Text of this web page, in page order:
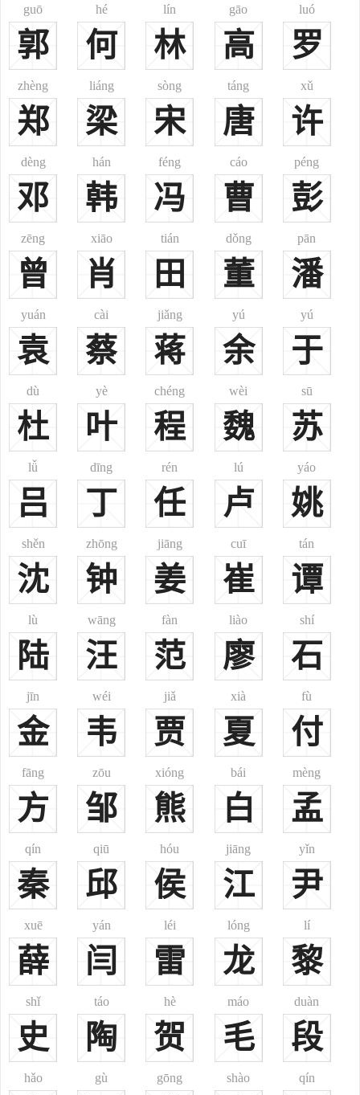
陈留堂
是谢姓最早发祥地，也就是现在河南省陈留县。
会稽堂
是谢姓在东晋时期的根所地，也是秦朝的郡名，包括江苏省东部
和浙江省西部。
东山堂
东山位于浙江省上虞县之西南，在晋室谢安末出任征讨大都督前
隐居所在地，山上尚有蔷薇洞、池屐池等遗迹。另在浙江临安之西，
及江苏省江宁之北各有 一座东山，当谢安征讨玁狁建功后，曾在江宁
之东山修建别邸，迄今江宁东山山顶仍有一寺庙古迹，寺中祀奉为谢
宝树堂
晋朝孝武帝驾临谢安官邸，见其庭园中有 一株雄传大树，长得青
翠茂盛，当时孝武帝指着大树对谢安言道：“此乃谢家之宝树。”谢氏
以“宝树”为堂号，由来在此。《晋书·谢玄传》：“与从兄朗俱为叔父
安所器重，安尝戒约子侄，因曰：子弟亦何豫人事而正欲使其佳？玄
曰：譬如，芝兰玉树，欲使其生于庭阶耳。”后来唐代文人王勃撰《滕
王阁序》，文中就有“非谢家之宝树”之句。
一、
(謝)xiè
现行常见姓氏。今北京，河北之尚义，山东之平邑、龙江，山西
之太原，内蒙古之乌海，安徽之泾县，江西之金溪，广东之澄海，贵
州之从江，云南之陇川、泸水、河口等地均有分布。汉、鲜、彝、
傣、壮、白、蒙、满、水、瑶、苗、土、畲、藏、仫佬、仡佬、土
《氏族略》亦俱收载。其源不一：
1、郑樵注云：“姜姓，炎帝之裔申伯以周宣王舅受封于谢，今兖
州龚邱县谢城是也。后失爵，以国为氏。”《姓氏考略》注引《姓谱》
亦云：“周宣王时，申伯作邑于谢，后为氏。”
2、《姓氏词典》注引《古今姓氏书辨证》云：“出自黄帝之后。
任姓之别，为十族，谢其一也。谢以失国，子孙散之，以国为氏。”
3、或系直勒氏所改。《姓氏考略》据《旧唐书·文苑传》云：“谢
偃之祖孝政，本姓直勒氏，改姓谢。”望出陈留、会稽。
4、后或改为“射”姓。郑樵注云：“谢服为鸿胪卿，后汉末出征，
嫌其名姓不祥，乃改为射咸。”
5、土家族之谢姓，由夕姓音变而得。
6、藏族之谢姓，则出自“谢资”氏，本部族名，以部为氏，省改为
“谢”。
注(5)——(7)见《中国人的姓名》。汉代有谢弼，东武阳人；东晋有谢
安、谢道蕴；南朝宋有谢灵运；清代有谢希逸。
谢姓分布：分布很广，约占全国汉族人口0.72%，为中国人口最
多50个姓之一。尤以广东、江西、四川、湖南等省多此姓，4省谢姓
约占全国汉族谢姓人口45%。
谢姓起源：
1、系自姜姓。炎帝之裔申伯，以周宣王舅受封于谢(故城在今河
南唐河南)，后失爵，以国为氏。
2、唐弘文馆直学士谢偃，卫州人，本姓直勒，其祖孝敬仕北
齐，改姓谢氏，见《旧唐书·文苑传》。
guō
郭
hé
何
lín
林
gāo
高
luó
罗
zhèng
郑
liáng
梁
sòng
宋
táng
唐
xǔ
许
dèng
邓
hán
韩
féng
冯
cáo
曹
péng
彭
zēng
曾
xiāo
肖
tián
田
dǒng
董
pān
潘
yuán
袁
cài
蔡
jiǎng
蒋
yú
余
yú
于
dù
杜
yè
叶
chéng
程
wèi
魏
sū
苏
lǚ
吕
dīng
丁
rén
任
lú
卢
yáo
姚
shěn
沈
zhōng
钟
jiāng
姜
cuī
崔
tán
谭
lù
陆
wāng
汪
fàn
范
liào
廖
shí
石
jīn
金
wéi
韦
jiǎ
贾
xià
夏
fù
付
fāng
方
zōu
邹
xióng
熊
bái
白
mèng
孟
qín
秦
qiū
邱
hóu
侯
jiāng
江
yǐn
尹
xuē
薛
yán
闫
léi
雷
lóng
龙
lí
黎
shǐ
史
táo
陶
hè
贺
máo
毛
duàn
段
hǎo gù gōng shào qín